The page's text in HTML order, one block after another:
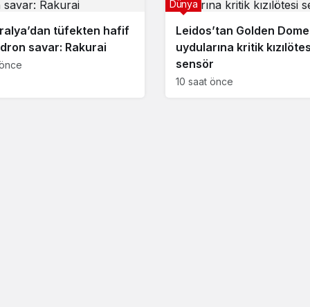
tüfekten hafif
savar: Rakurai
Leidos’tan Golden Dome
uydularına kritik
sensör
Dünya
10 saat önce